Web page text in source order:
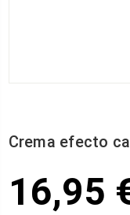
Crema efecto
16,95